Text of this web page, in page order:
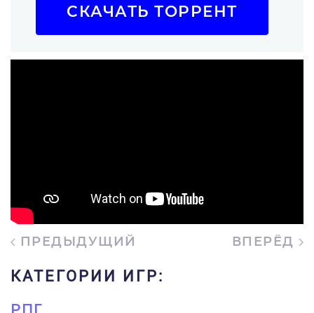
СКАЧАТЬ ТОРРЕНТ
ПРЕДЫДУЩИЙ ВПЕРЁД
КАТЕГОРИИ ИГР:
РПГ